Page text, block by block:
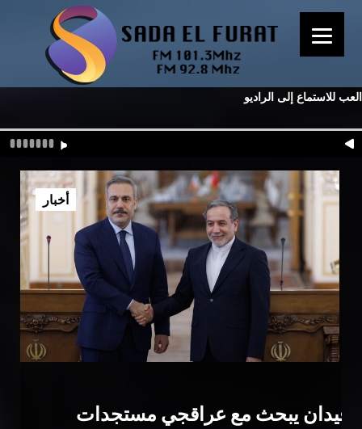
العب للاستماع إلى الراديو
فيدان يبحث مع عراقجي مستجدات
أخبار